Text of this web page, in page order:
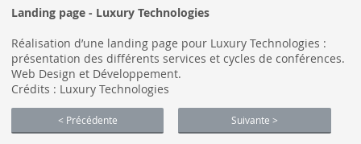
Landing page - Luxury Technologies
Réalisation d’une landing page pour Luxury Technologies :
présentation des différents services et cycles de conférences.
Web Design et Développement.
Crédits : Luxury Technologies
< Précédente Suivante >